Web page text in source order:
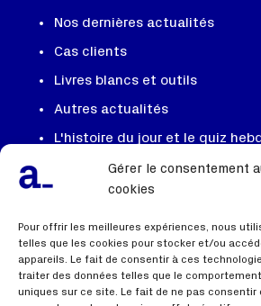
Gérer le consentement
cookies
Pour offrir les meilleures expériences, nous
telles que les cookies pour stocker et/ou
appareils. Le fait de consentir à ces
traiter des données telles que le
uniques sur ce site. Le fait de ne pas consentir
Nos dernières actualités
Cas clients
Livres blancs et outils
Autres actualités
L'histoire du jour et le quiz
Notre équipe, notre ADN
Contactez nous
FAQ